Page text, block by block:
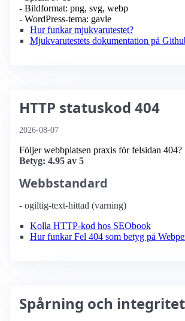
- Bildformat: png, svg, webp
- WordPress-tema: gavle
Hur funkar mjukvarutestet?
Mjukvarutestets dokumentation på
HTTP statuskod 404
2026-08-07
Följer webbplatsen praxis för felsidan 404?
Betyg: 4.95 av 5
Webbstandard
- ogiltig-text-hittad (varning)
Kolla HTTP-kod hos SEObook
Hur funkar Fel 404 som betyg på
Spårning och integritet